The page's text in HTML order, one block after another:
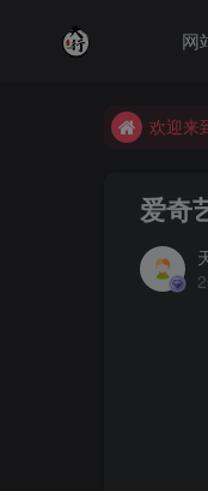
网
欢迎
欢迎来
爱奇